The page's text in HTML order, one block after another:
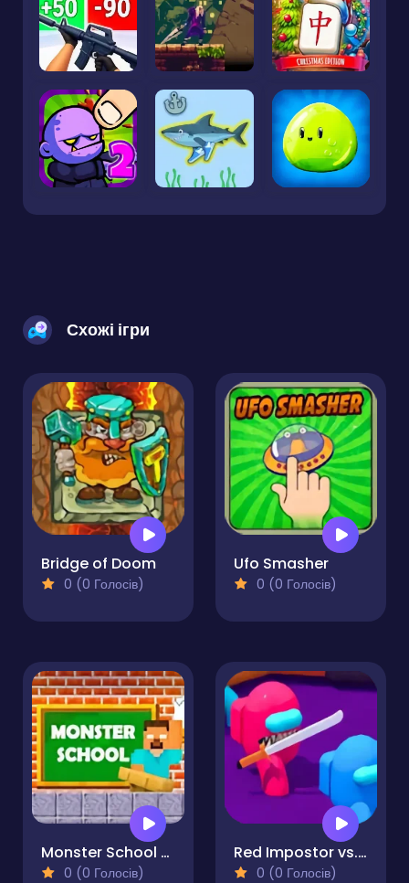
Схожі ігри
Bridge of Doom
0 (0 Голосів)
Ufo Smasher
0 (0 Голосів)
Monster School Challenges
0 (0 Голосів)
Red Impostor vs. Crew
0 (0 Голосів)